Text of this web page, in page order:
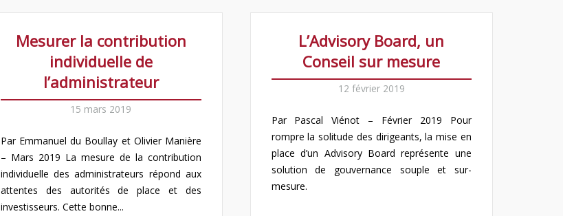
Mesurer la contribution
individuelle de
l’administrateur
15 mars 2019
Par Emmanuel du Boullay et Olivier Manière
– Mars 2019 La mesure de la contribution
individuelle des administrateurs répond aux
attentes des autorités de place et des
investisseurs. Cette bonne...
L’Advisory Board, un
Conseil sur mesure
12 février 2019
Par Pascal Viénot – Février 2019 Pour
rompre la solitude des dirigeants, la mise en
place d’un Advisory Board représente une
solution de gouvernance souple et sur-
mesure.